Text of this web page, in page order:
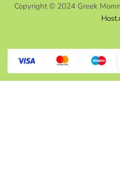
Copyright © 2024 Greek